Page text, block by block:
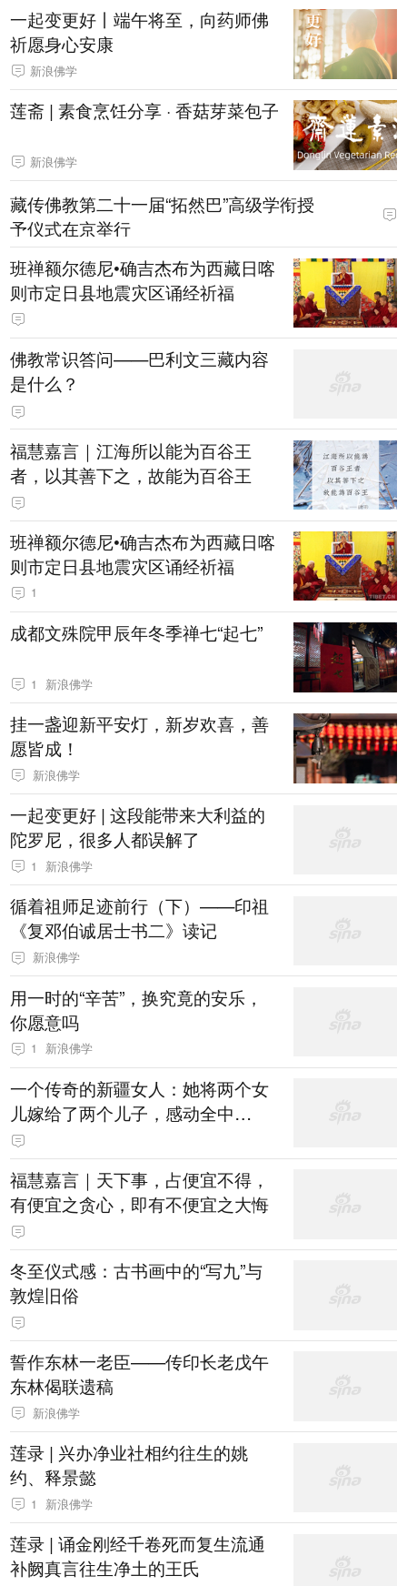
一起变更好丨端午将至，向药师佛
祈愿身心安康
新浪佛学
莲斋 | 素食烹饪分享 · 香菇芽菜包子
新浪佛学
藏传佛教第二十一届“拓然巴”高级学衔授
予仪式在京举行
班禅额尔德尼•确吉杰布为西藏日喀
则市定日县地震灾区诵经祈福
佛教常识答问——巴利文三藏内容
是什么？
福慧嘉言｜江海所以能为百谷王
者，以其善下之，故能为百谷王
班禅额尔德尼•确吉杰布为西藏日喀
则市定日县地震灾区诵经祈福
1
成都文殊院甲辰年冬季禅七“起七”
1 新浪佛学
挂一盏迎新平安灯，新岁欢喜，善
愿皆成！
新浪佛学
一起变更好 | 这段能带来大利益的
陀罗尼，很多人都误解了
1 新浪佛学
循着祖师足迹前行（下）——印祖
《复邓伯诚居士书二》读记
新浪佛学
用一时的“辛苦”，换究竟的安乐，
你愿意吗
1 新浪佛学
一个传奇的新疆女人：她将两个女
儿嫁给了两个儿子，感动全中
国……
福慧嘉言｜天下事，占便宜不得，
有便宜之贪心，即有不便宜之大悔
冬至仪式感：古书画中的“写九”与
敦煌旧俗
誓作东林一老臣——传印长老戊午
东林偈联遗稿
新浪佛学
莲录 | 兴办净业社相约往生的姚
约、释景懿
1 新浪佛学
莲录 | 诵金刚经千卷死而复生流通
补阙真言往生净土的王氏